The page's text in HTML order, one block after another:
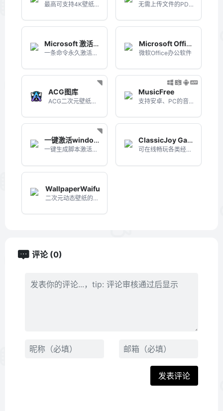
最高可支持4K壁纸下载的综合壁纸网站 无需上传文件的PDF全能工具箱
Microsoft 激活脚本（MAS）
一条命令永久激活win8/10/11
Microsoft Office 精简版
微软Office办公软件
ACG图库
ACG二次元壁纸网站
MusicFree
支持安卓、PC的音乐播放器，开源、免费、无广告、可定制化的全网听歌神器
一键激活windows/office
一键生成脚本激活你的windows/office
ClassicJoy Games
可在线畅玩各类经典游戏的网站
WallpaperWaifu
二次元动态壁纸的资源网站
评论 (0)
发表评论